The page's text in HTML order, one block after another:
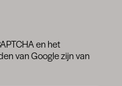
en het
van Google zijn van